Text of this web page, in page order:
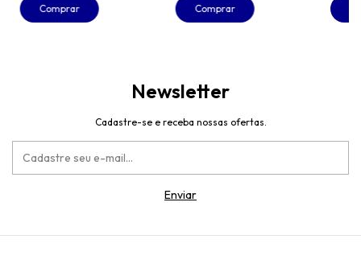
Comprar Comprar
Newsletter
Cadastre-se e receba nossas ofertas.